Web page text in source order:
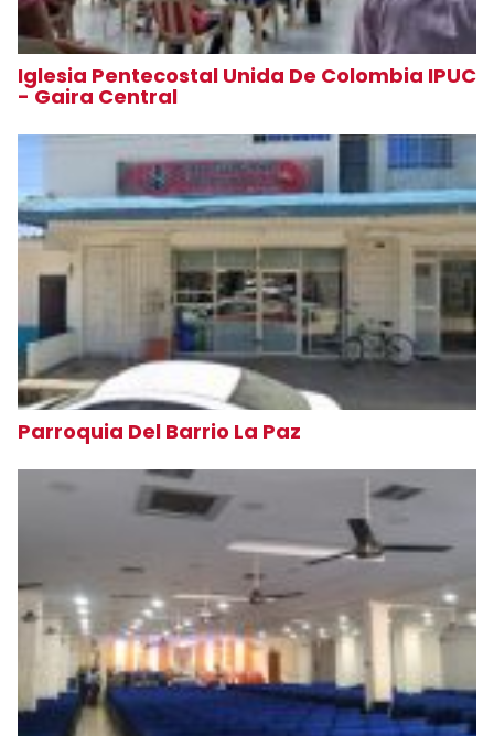
Iglesia Pentecostal Unida De Colombia IPUC
- Gaira Central
Parroquia Del Barrio La Paz